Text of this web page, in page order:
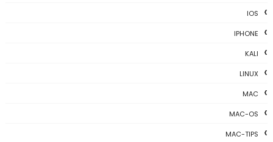
IOS
IPHONE
KALI
LINUX
MAC
MAC-OS
MAC-TIPS